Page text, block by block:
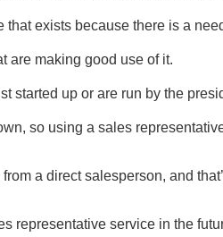
that exists because there is a
are making good use of it.
started up or are run by the
so using a sales
a direct salesperson, and
representative service in the